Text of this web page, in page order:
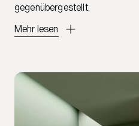
gegenübergestellt.
Mehr lesen